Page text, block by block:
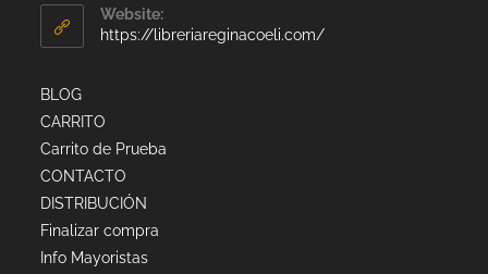
Website:
https://libreriareginacoeli.com/
BLOG
CARRITO
Carrito de Prueba
CONTACTO
DISTRIBUCIÓN
Finalizar compra
Info Mayoristas